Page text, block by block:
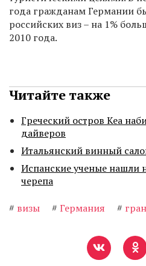
года гражданам Германии
российских виз – на 1%
2010 года.
Читайте также
Греческий остров Кеа
дайверов
Итальянский винный
Испанские ученые нашли
черепа
# визы # Германия #